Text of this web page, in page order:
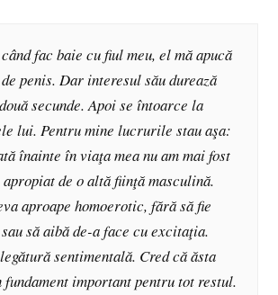
fac baie cu fiul meu, el mă apucă
penis. Dar interesul său durează
secunde. Apoi se întoarce la
lui. Pentru mine lucrurile stau aşa:
înainte în viaţa mea nu am mai fost
apropiat de o altă fiinţă masculină.
aproape homoerotic, fără să fie
să aibă de-a face cu excitaţia.
sentimentală. Cred că ăsta
fundament important pentru tot restul.